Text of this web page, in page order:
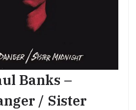
Banks –
/ Sister